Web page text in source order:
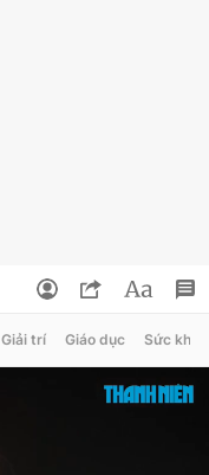
Giải trí Giáo dục Sức khỏe